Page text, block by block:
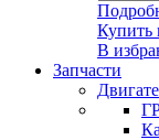
Купить
В
Запчасти